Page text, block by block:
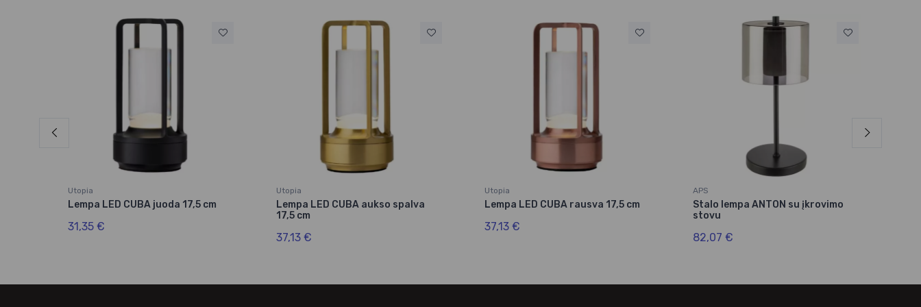
Utopia
Lempa LED CUBA juoda 17,5 cm
31,35 €
Utopia
Lempa LED CUBA aukso spalva
17,5 cm
37,13 €
Utopia
Lempa LED CUBA rausva 17,5 cm
37,13 €
APS
Stalo lempa ANTON su įkrovimo
stovu
82,07 €